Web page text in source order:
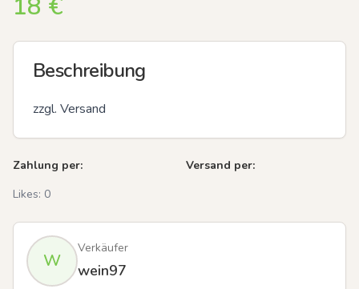
Beschreibung
zzgl. Versand
Zahlung per:
Versand per:
Likes: 0
W
Verkäufer
wein97